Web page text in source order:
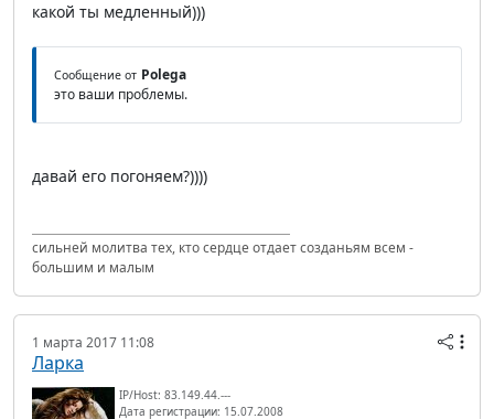
какой ты медленный)))
Сообщение от Polega
это ваши проблемы.
давай его погоняем?))))
сильней молитва тех, кто сердце отдает созданьям всем -
большим и малым
1 марта 2017 11:08
Ларка
IP/Host: 83.149.44.---
Дата регистрации: 15.07.2008